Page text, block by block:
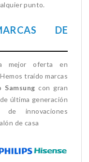
punto.
DE
mejor oferta en
traído marcas
Samsung con gran
última generación
innovaciones
de casa